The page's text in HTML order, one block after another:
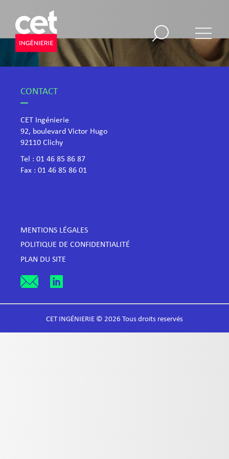
CONTACT
CET Ingénierie
92, boulevard Victor Hugo
​92110 Clichy
Tel : 01 46 85 86 87
Fax : 01 46 85 86 01
MENTIONS LÉGALES
POLITIQUE DE CONFIDENTIALITÉ
PLAN DU SITE
CET INGÉNIERIE © 2026 Tous droits reservés